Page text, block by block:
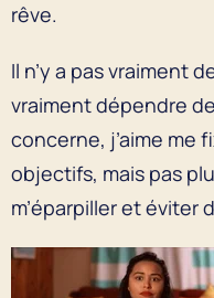
rêve.
Il n’y a pas vraiment
vraiment dépendre
concerne, j’aime me
objectifs, mais pas
m’éparpiller et éviter